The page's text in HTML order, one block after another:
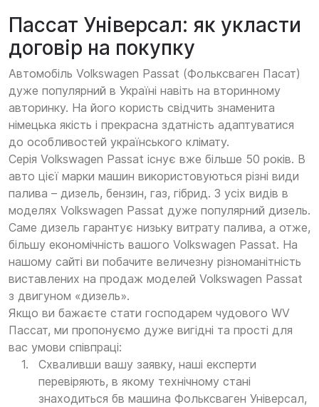
Пассат Універсал: як укласти
договір на покупку
Автомобіль Volkswagen Passat (Фольксваген Пасат)
дуже популярний в Україні навіть на вторинному
авторинку. На його користь свідчить знаменита
німецька якість і прекрасна здатність адаптуватися
до особливостей українського клімату.
Серія Volkswagen Passat існує вже більше 50 років. В
авто цієї марки машин використовуються різні види
палива – дизель, бензин, газ, гібрид. З усіх видів в
моделях Volkswagen Passat дуже популярний дизель.
Саме дизель гарантує низьку витрату палива, а отже,
більшу економічність вашого Volkswagen Passat. На
нашому сайті ви побачите величезну різноманітність
виставлених на продаж моделей Volkswagen Passat
з двигуном «дизель».
Якщо ви бажаєте стати господарем чудового WV
Пассат, ми пропонуємо дуже вигідні та прості для
вас умови співпраці:
Схваливши вашу заявку, наші експерти
перевіряють, в якому технічному стані
знаходиться бв машина Фольксваген Універсал,